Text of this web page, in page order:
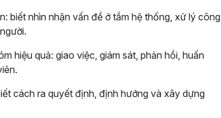
biết nhìn nhận vấn đề ở tầm hệ thống, xử lý công
hiệu quả: giao việc, giám sát, phản hồi, huấn
cách ra quyết định, định hướng và xây dựng